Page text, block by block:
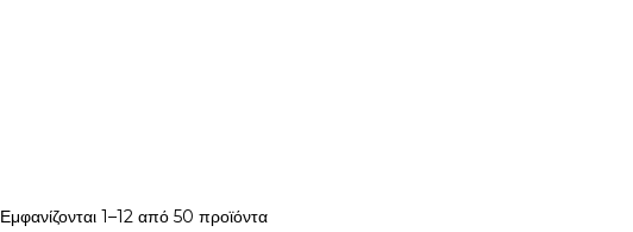
Εμφανίζονται 1–12 από 50 προϊόντα